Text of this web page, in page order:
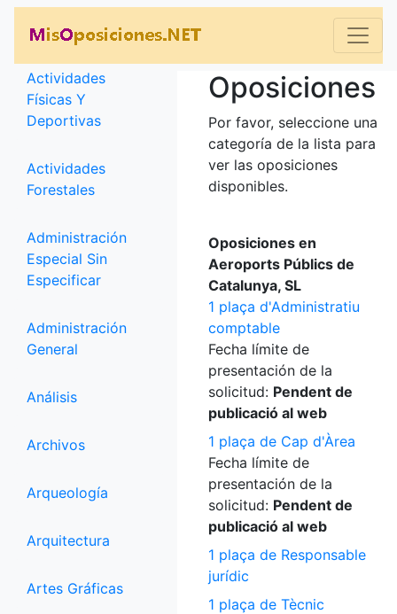
Categorías
Actividades
Físicas Y
Deportivas
Actividades
Forestales
Administración
Especial Sin
Especificar
Administración
General
Análisis
Archivos
Arqueología
Arquitectura
Artes Gráficas
Oposiciones
Por favor, seleccione una
categoría de la lista para
ver las oposiciones
disponibles.
Oposiciones en
Aeroports Públics de
Catalunya, SL
1 plaça d'Administratiu
comptable
Fecha límite de
presentación de la
solicitud: Pendent de
publicació al web
1 plaça de Cap d'Àrea
Fecha límite de
presentación de la
solicitud: Pendent de
publicació al web
1 plaça de Responsable
jurídic
1 plaça de Tècnic